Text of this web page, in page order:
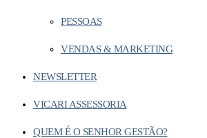
PESSOAS
VENDAS & MARKETING
NEWSLETTER
VICARI ASSESSORIA
QUEM É O SENHOR GESTÃO?